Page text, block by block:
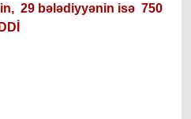
29 bələdiyyənin isə 750